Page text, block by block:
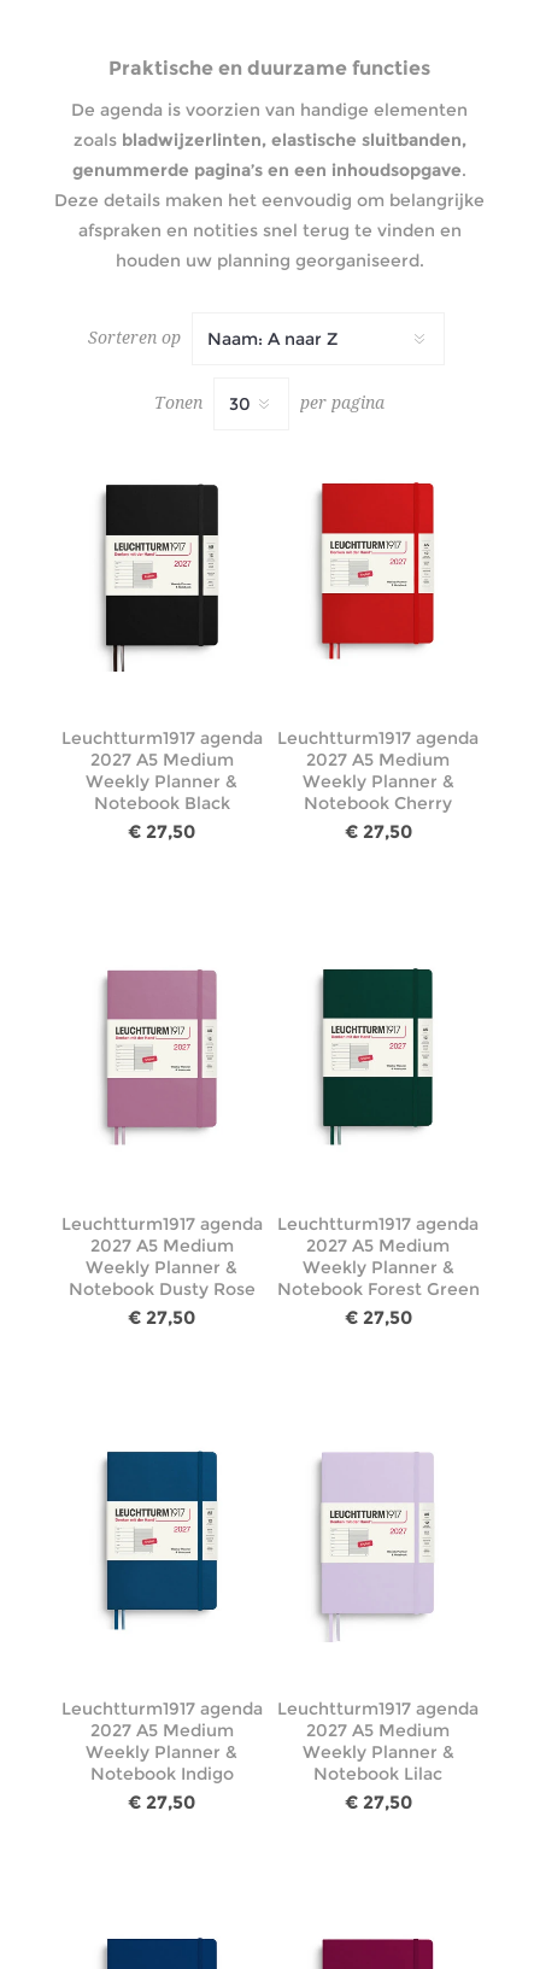
Praktische en duurzame functies
De agenda is voorzien van handige elementen
zoals bladwijzerlinten, elastische sluitbanden,
genummerde pagina’s en een inhoudsopgave.
Deze details maken het eenvoudig om belangrijke
afspraken en notities snel terug te vinden en
houden uw planning georganiseerd.
Sorteren op
Tonen per pagina
Leuchtturm1917 agenda
2027 A5 Medium
Weekly Planner &
Notebook Black
€ 27,50
Leuchtturm1917 agenda
2027 A5 Medium
Weekly Planner &
Notebook Cherry
€ 27,50
Leuchtturm1917 agenda
2027 A5 Medium
Weekly Planner &
Notebook Dusty Rose
€ 27,50
Leuchtturm1917 agenda
2027 A5 Medium
Weekly Planner &
Notebook Forest Green
€ 27,50
Leuchtturm1917 agenda
2027 A5 Medium
Weekly Planner &
Notebook Indigo
€ 27,50
Leuchtturm1917 agenda
2027 A5 Medium
Weekly Planner &
Notebook Lilac
€ 27,50